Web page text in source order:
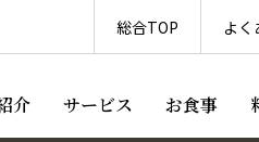
総合TOP よ
介 サービス お食事